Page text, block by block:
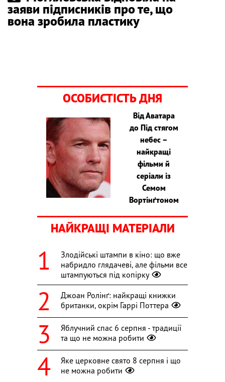
заяви підписників про те, що
вона зробила пластику
ОСОБИСТІСТЬ ДНЯ
Від Аватара
до Під стягом
небес –
найкращі
фільми й
серіали із
Семом
Вортінґтоном
НАЙКРАЩІ МАТЕРІАЛИ
Злодійські штампи в кіно: що вже
набридло глядачеві, але фільми все
штампуються під копірку
Джоан Ролінґ: найкращі книжки
британки, окрім Гаррі Поттера
Яблучний спас 6 серпня - традиції
та що не можна робити
Яке церковне свято 8 серпня і що
не можна робити